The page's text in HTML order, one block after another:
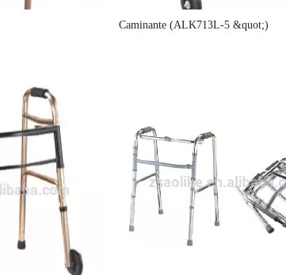
Caminante (ALK713L-5 &quot;)